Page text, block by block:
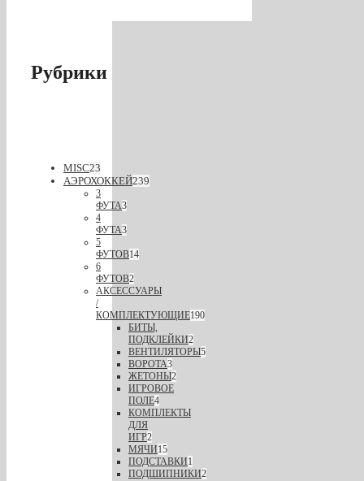
Рубрики
MISC23
АЭРОХОККЕЙ239
3
ФУТА3
4
ФУТА3
5
ФУТОВ14
6
ФУТОВ2
АКСЕССУАРЫ
/
КОМПЛЕКТУЮЩИЕ190
БИТЫ,
ПОДКЛЕЙКИ2
ВЕНТИЛЯТОРЫ5
ВОРОТА3
ЖЕТОНЫ2
ИГРОВОЕ
ПОЛЕ4
КОМПЛЕКТЫ
ДЛЯ
ИГР2
МЯЧИ15
ПОДСТАВКИ1
ПОДШИПНИКИ2